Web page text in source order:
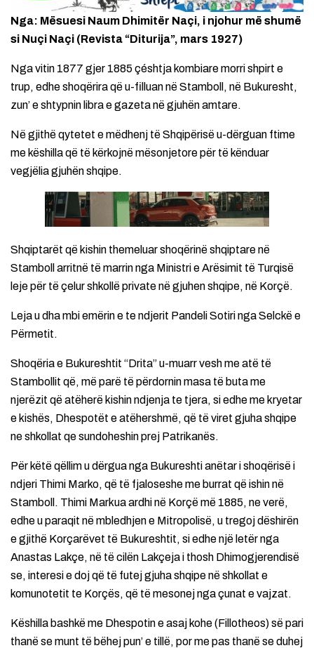
Nga: Mësuesi Naum Dhimitër Naçi, i njohur më shumë
si Nuçi Naçi (Revista “Diturija”, mars 1927)
Nga vitin 1877 gjer 1885 çéshtja kombiare morri shpirt e
trup, edhe shoqërira që u-filluan në Stamboll, në Bukuresht,
zun’ e shtypnin libra e gazeta në gjuhën amtare.
Në gjithë qytetet e mëdhenj të Shqipërisë u-dërguan ftime
me këshilla që të kërkojnë mësonjetore për të kënduar
vegjëlia gjuhën shqipe.
Shqiptarët që kishin themeluar shoqërinë shqiptare në
Stamboll arritnë të marrin nga Ministri e Arësimit të Turqisë
leje për të çelur shkollë private në gjuhen shqipe, në Korçë.
Leja u dha mbi emërin e te ndjerit Pandeli Sotiri nga Selckë e
Përmetit.
Shoqëria e Bukureshtit “Drita” u-muarr vesh me atë të
Stambollit që, më parë të përdornin masa të buta me
njerëzit që atëherë kishin ndjenja te tjera, si edhe me kryetar
e kishës, Dhespotët e atëhershmë, që të viret gjuha shqipe
ne shkollat qe sundoheshin prej Patrikanës.
Për këtë qëllim u dërgua nga Bukureshti anëtar i shoqërisë i
ndjeri Thimi Marko, që të fjaloseshe me burrat që ishin në
Stamboll. Thimi Markua ardhi në Korçë më 1885, ne verë,
edhe u paraqit në mbledhjen e Mitropolisë, u tregoj dëshirën
e gjithë Korçarëvet të Bukureshtit, si edhe një letër nga
Anastas Lakçe, në të cilën Lakçeja i thosh Dhimogjerendisë
se, interesi e doj që të futej gjuha shqipe në shkollat e
komunotetit te Korçës, që të mesonej nga çunat e vajzat.
Këshilla bashkë me Dhespotin e asaj kohe (Fillotheos) së pari
thanë se munt të bëhej pun’ e tillë, por me pas thanë se duhej